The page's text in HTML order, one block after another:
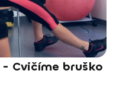
- Cvičíme bruško